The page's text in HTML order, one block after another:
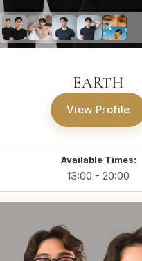
EARTH
View Profile
Available Times:
13:00 - 20:00